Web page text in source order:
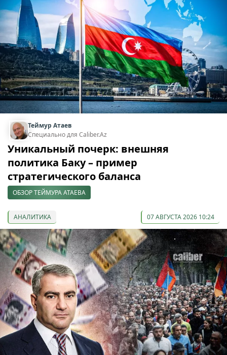
Теймур Атаев
Специально для Caliber.Az
Уникальный почерк: внешняя
политика Баку – пример
стратегического баланса
ОБЗОР ТЕЙМУРА АТАЕВА
АНАЛИТИКА 07 АВГУСТА 2026 10:24